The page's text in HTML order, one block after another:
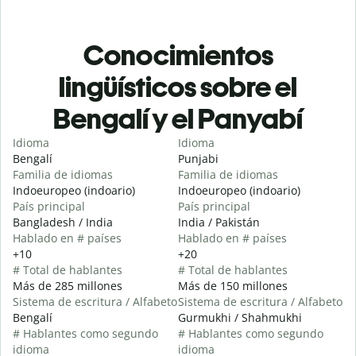
Conocimientos
lingüísticos sobre el
Bengalí y el Panyabí
Idioma
Bengalí
Familia de idiomas
Indoeuropeo (indoario)
País principal
Bangladesh / India
Hablado en # países
+10
# Total de hablantes
Más de 285 millones
Sistema de escritura / Alfabeto
Bengalí
# Hablantes como segundo
idioma
Idioma
Punjabi
Familia de idiomas
Indoeuropeo (indoario)
País principal
India / Pakistán
Hablado en # países
+20
# Total de hablantes
Más de 150 millones
Sistema de escritura / Alfabeto
Gurmukhi / Shahmukhi
# Hablantes como segundo
idioma